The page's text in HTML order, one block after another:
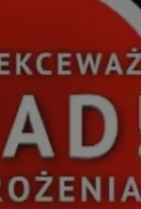
Ten plik cookie przechowuje identyfikator sesji.
Ten plik cookie przechowuje identyfikator sesji.
uwierzytelniania i bezpieczeństwa, zapewniając,
użytkownicy pozostają zalogowani, a ich dane są
zabezpieczone, jak poruszać się przez witrynę
internetową lub interakcji z jej usług.
Ten plik cookie służy do rozróżniania ludzi i
umożliwia tworzenie ważnych raportów na temat
korzystania z jej witryny internetowej.
Ten plik cookie służy do rozróżniania ludzi i
Jest to korzystne dla strony internetowej,
umożliwia tworzenie ważnych raportów na temat
korzystania z jej witryny internetowej.
Ten plik cookie jest używany do przechowywania
zgody użytkownika i wyboru prywatności dla ich
interakcji z witryną. Rejestruje dane dotyczące
zgody odwiedzającego na różne polityki i
ustawienia prywatności, zapewniając, że ich
preferencje zostaną uhonorowane w przyszłych
sesjach.